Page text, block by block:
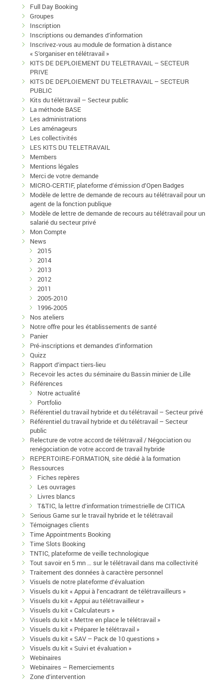
Full Day Booking
Groupes
Inscription
Inscriptions ou demandes d’information
Inscrivez-vous au module de formation à distance
« S’organiser en télétravail »
KITS DE DEPLOIEMENT DU TELETRAVAIL – SECTEUR
PRIVE
KITS DE DEPLOIEMENT DU TELETRAVAIL – SECTEUR
PUBLIC
Kits du télétravail – Secteur public
La méthode BASE
Les administrations
Les aménageurs
Les collectivités
LES KITS DU TELETRAVAIL
Members
Mentions légales
Merci de votre demande
MICRO-CERTIF, plateforme d’émission d’Open Badges
Modèle de lettre de demande de recours au télétravail pour un
agent de la fonction publique
Modèle de lettre de demande de recours au télétravail pour un
salarié du secteur privé
Mon Compte
News
2015
2014
2013
2012
2011
2005-2010
1996-2005
Nos ateliers
Notre offre pour les établissements de santé
Panier
Pré-inscriptions et demandes d’information
Quizz
Rapport d’impact tiers-lieu
Recevoir les actes du séminaire du Bassin minier de Lille
Références
Notre actualité
Portfolio
Référentiel du travail hybride et du télétravail – Secteur privé
Référentiel du travail hybride et du télétravail – Secteur
public
Relecture de votre accord de télétravail / Négociation ou
renégociation de votre accord de travail hybride
REPERTOIRE-FORMATION, site dédié à la formation
Ressources
Fiches repères
Les ouvrages
Livres blancs
T&TIC, la lettre d’information trimestrielle de CITICA
Serious Game sur le travail hybride et le télétravail
Témoignages clients
Time Appointments Booking
Time Slots Booking
TNTIC, plateforme de veille technologique
Tout savoir en 5 mn … sur le télétravail dans ma collectivité
Traitement des données à caractère personnel
Visuels de notre plateforme d’évaluation
Visuels du kit « Appui à l’encadrant de télétravailleurs »
Visuels du kit « Appui au télétravailleur »
Visuels du kit « Calculateurs »
Visuels du kit « Mettre en place le télétravail »
Visuels du kit « Préparer le télétravail »
Visuels du kit « SAV – Pack de 10 questions »
Visuels du kit « Suivi et évaluation »
Webinaires
Webinaires – Remerciements
Zone d’intervention